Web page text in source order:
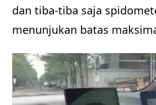
dan tiba-tiba saja
menunjukan batas